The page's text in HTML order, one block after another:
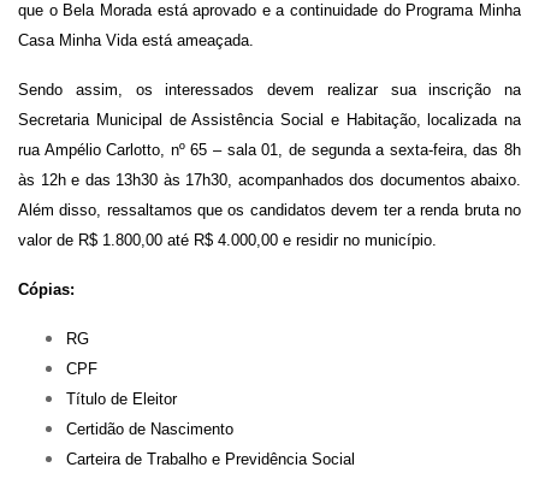
que o Bela Morada está aprovado e a continuidade do Programa Minha
Casa Minha Vida está ameaçada.
Sendo assim, os interessados devem realizar sua inscrição na
Secretaria Municipal de Assistência Social e Habitação, localizada na
rua Ampélio Carlotto, nº 65 – sala 01, de segunda a sexta-feira, das 8h
às 12h e das 13h30 às 17h30, acompanhados dos documentos abaixo.
Além disso, ressaltamos que os candidatos devem ter a renda bruta no
valor de R$ 1.800,00 até R$ 4.000,00 e residir no município.
Cópias:
RG
CPF
Título de Eleitor
Certidão de Nascimento
Carteira de Trabalho e Previdência Social